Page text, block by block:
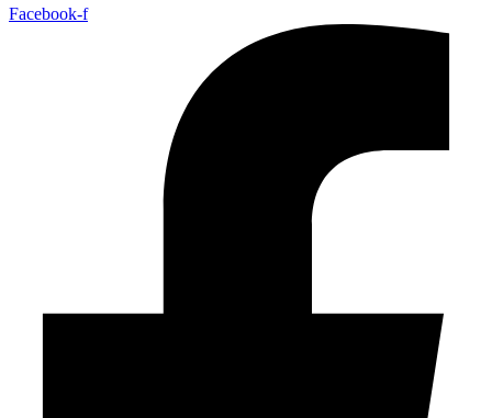
Facebook-f